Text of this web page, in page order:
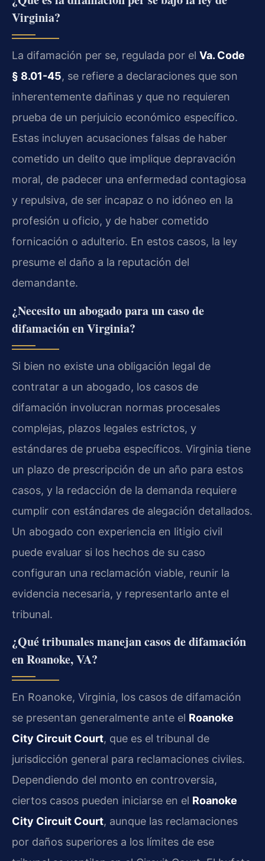
Virginia?
La difamación per se, regulada por el Va. Code
§ 8.01-45, se refiere a declaraciones que son
inherentemente dañinas y que no requieren
prueba de un perjuicio económico específico.
Estas incluyen acusaciones falsas de haber
cometido un delito que implique depravación
moral, de padecer una enfermedad contagiosa
y repulsiva, de ser incapaz o no idóneo en la
profesión u oficio, y de haber cometido
fornicación o adulterio. En estos casos, la ley
presume el daño a la reputación del
demandante.
¿Necesito un abogado para un caso de
difamación en Virginia?
Si bien no existe una obligación legal de
contratar a un abogado, los casos de
difamación involucran normas procesales
complejas, plazos legales estrictos, y
estándares de prueba específicos. Virginia tiene
un plazo de prescripción de un año para estos
casos, y la redacción de la demanda requiere
cumplir con estándares de alegación detallados.
Un abogado con experiencia en litigio civil
puede evaluar si los hechos de su caso
configuran una reclamación viable, reunir la
evidencia necesaria, y representarlo ante el
tribunal.
¿Qué tribunales manejan casos de difamación
en Roanoke, VA?
En Roanoke, Virginia, los casos de difamación
se presentan generalmente ante el Roanoke
City Circuit Court, que es el tribunal de
jurisdicción general para reclamaciones civiles.
Dependiendo del monto en controversia,
ciertos casos pueden iniciarse en el Roanoke
City Circuit Court, aunque las reclamaciones
por daños superiores a los límites de ese